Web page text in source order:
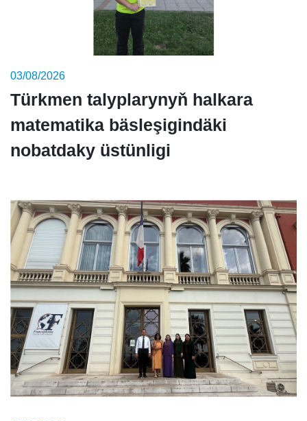
03/08/2026
Türkmen talyplarynyň halkara
matematika bäsleşigindäki
nobatdaky üstünligi